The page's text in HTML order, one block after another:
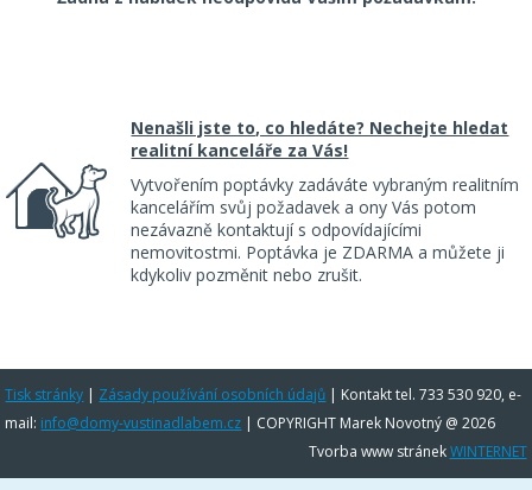
Nenašli jste to, co hledáte? Nechejte hledat
realitní kanceláře za Vás!
Vytvořením poptávky zadáváte vybraným realitním
kancelářím svůj požadavek a ony Vás potom
nezávazně kontaktují s odpovídajícími
nemovitostmi. Poptávka je ZDARMA a můžete ji
kdykoliv pozměnit nebo zrušit.
Tisk stránky | Zásady používání osobních údajů | Kontakt tel. 733 530 920, e-
mail: info@domy-vustinadlabem.cz | COPYRIGHT Marek Novotný @ 2026
Tvorba www stránekWINTERNET